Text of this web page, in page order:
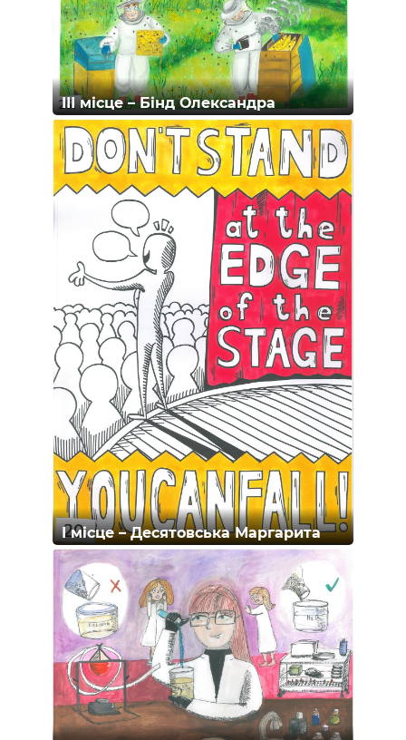
ІІІ місце – Бінд Олександра
І місце – Десятовська Маргарита